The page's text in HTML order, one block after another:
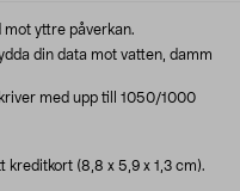
yttre påverkan.
din data mot vatten, damm
med upp till 1050/1000
kreditkort (8,8 x 5,9 x 1,3 cm).